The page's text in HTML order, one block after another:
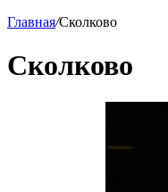
Главная/Сколково
Сколково